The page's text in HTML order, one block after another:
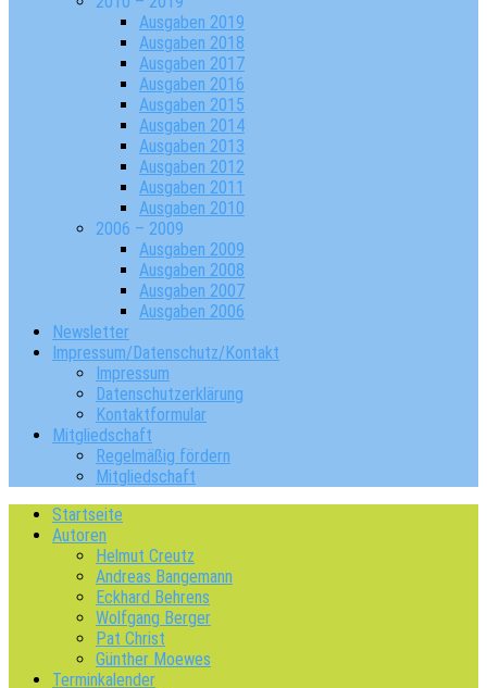
Ausgaben 2019
Ausgaben 2018
Ausgaben 2017
Ausgaben 2016
Ausgaben 2015
Ausgaben 2014
Ausgaben 2013
Ausgaben 2012
Ausgaben 2011
Ausgaben 2010
2006 – 2009
Ausgaben 2009
Ausgaben 2008
Ausgaben 2007
Ausgaben 2006
Newsletter
Impressum/Datenschutz/Kontakt
Impressum
Datenschutzerklärung
Kontaktformular
Mitgliedschaft
Regelmäßig fördern
Mitgliedschaft
Startseite
Autoren
Helmut Creutz
Andreas Bangemann
Eckhard Behrens
Wolfgang Berger
Pat Christ
Günther Moewes
Terminkalender